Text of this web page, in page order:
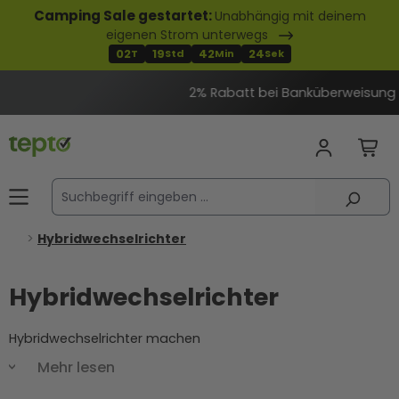
springen
Camping Sale gestartet: Unabhängig mit deinem
eigenen Strom unterwegs
02T 19Std 42Min 24Sek
2% Rabatt bei Banküberweisung
Hybridwechselrichter
Hybridwechselrichter
Hybridwechselrichter machen
Photovoltaikanlage
wandeln Solarenergie in nutzbaren Strom um und
Mehr lesen